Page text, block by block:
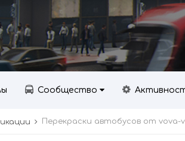
Сообщество
Перекраски автобусов от vova-